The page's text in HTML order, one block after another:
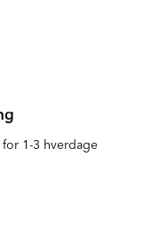
1-3 hverdage